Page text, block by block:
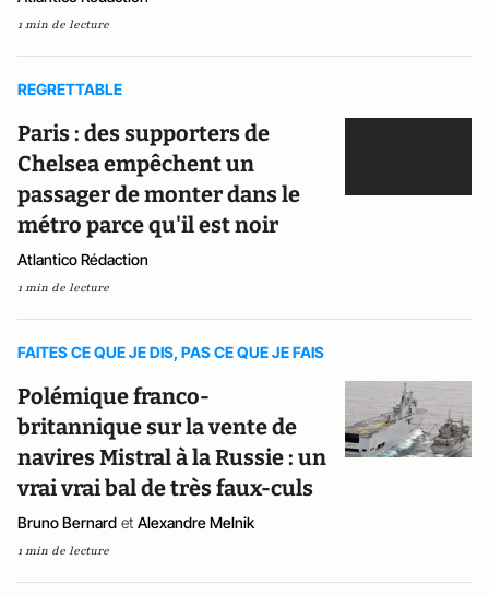
1 min de lecture
REGRETTABLE
Paris : des supporters de
Chelsea empêchent un
passager de monter dans le
métro parce qu'il est noir
Atlantico Rédaction
1 min de lecture
FAITES CE QUE JE DIS, PAS CE QUE JE FAIS
Polémique franco-
britannique sur la vente de
navires Mistral à la Russie : un
vrai vrai bal de très faux-culs
Bruno Bernard et Alexandre Melnik
1 min de lecture